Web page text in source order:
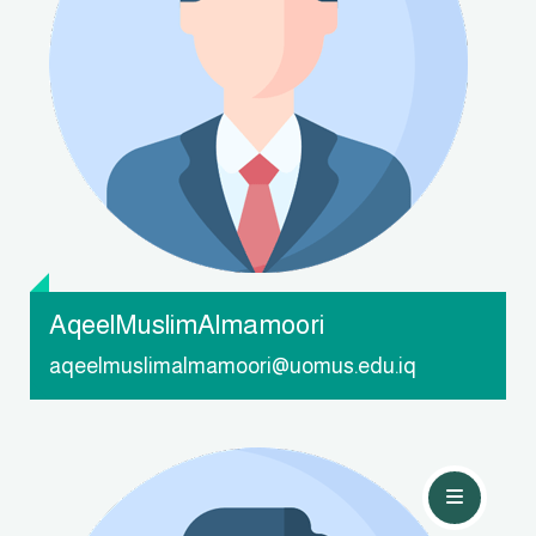
AqeelMuslimAlmamoori
aqeelmuslimalmamoori@uomus.edu.iq